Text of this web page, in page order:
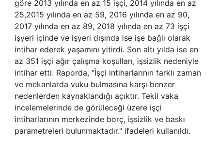
göre 2013 yılında en az 15 işçi, 2014 yılında en az
25,2015 yılında en az 59, 2016 yılında en az 90,
2017 yılında en az 89, 2018 yılında en az 73 işçi
işyeri içinde ve işyeri dışında ise işe bağlı olarak
intihar ederek yaşamını yitirdi. Son altı yılda ise en
az 351 işçi ağır çalışma koşulları, işsizlik nedeniyle
intihar etti. Raporda, "İşçi intiharlarının farklı zaman
ve mekanlarda vuku bulmasına karşı benzer
nedenlerden kaynaklandığı açıktır. Tekil vaka
incelemelerinde de görüleceği üzere işçi
intiharlarının merkezinde borç, işsizlik ve baskı
parametreleri bulunmaktadır." ifadeleri kullanıldı.